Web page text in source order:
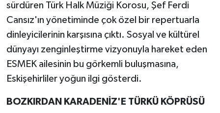
sürdüren Türk Halk Müziği Korosu, Şef Ferdi
Cansız'ın yönetiminde çok özel bir repertuarla
dinleyicilerinin karşısına çıktı. Sosyal ve kültürel
dünyayı zenginleştirme vizyonuyla hareket eden
ESMEK ailesinin bu görkemli buluşmasına,
Eskişehirliler yoğun ilgi gösterdi.
BOZKIRDAN KARADENİZ'E TÜRKÜ KÖPRÜSÜ